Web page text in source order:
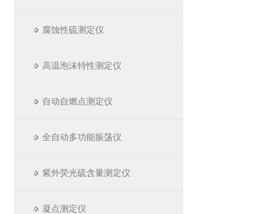
腐蚀性硫测定仪
高温泡沫特性测定仪
自动自燃点测定仪
全自动多功能振荡仪
紫外荧光硫含量测定仪
凝点测定仪